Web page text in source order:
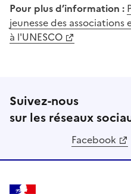
Pour plus d’information :
jeunesse des associations
à l'UNESCO
Suivez-nous
sur les réseaux
Facebook